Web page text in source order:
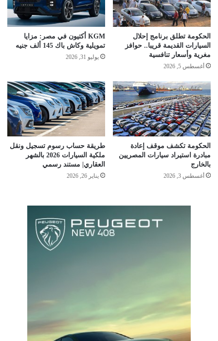
الحكومة تطلق برنامج إحلال
السيارات القديمة قريبا.. حوافز
مغرية وأسعار تنافسية
أغسطس 5, 2026
KGM أكتيون في مصر: مزايا
تمويلية وكاش باك 145 ألف جنيه
يوليو 31, 2026
الحكومة تكشف موقف إعادة
مبادرة استيراد سيارات المصريين
بالخارج
أغسطس 3, 2026
طريقة حساب رسوم تسجيل ونقل
ملكية السيارات 2026 بالشهر
العقاري| مستند رسمي
يناير 26, 2026